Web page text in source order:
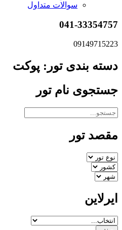
سوالات متداول
041-33354757
09149715223
دسته بندی تور: پوکت
جستجوی نام تور
مقصد تور
ایرلاین